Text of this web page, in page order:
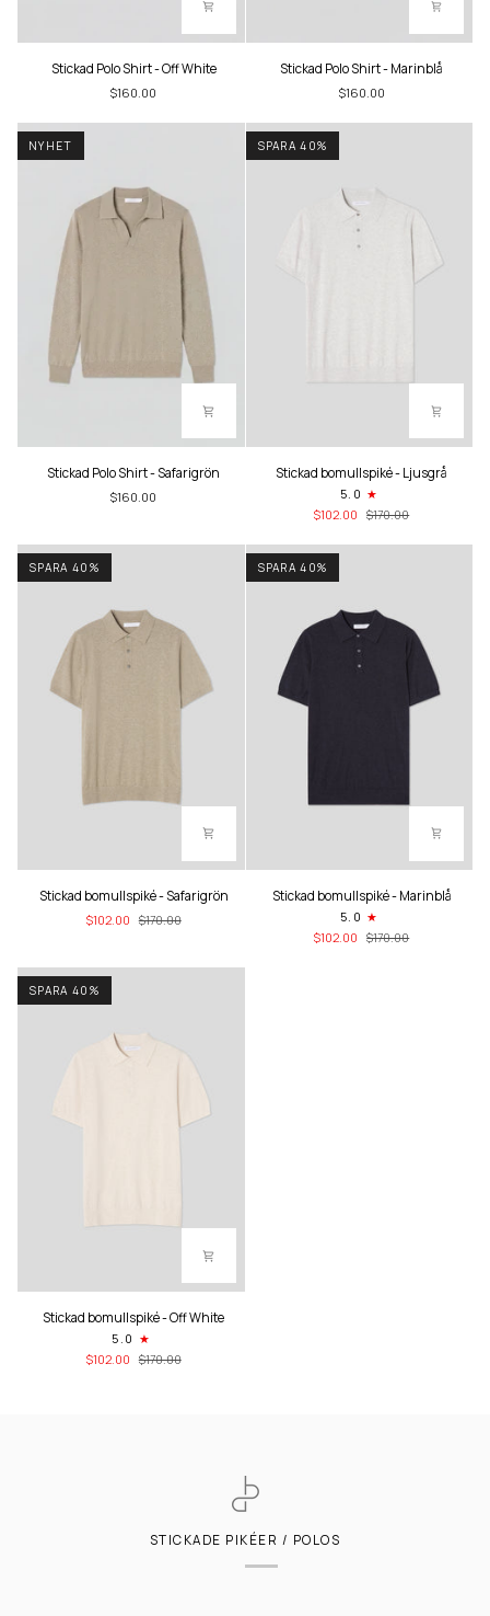
Off
White
Stickad Polo Shirt - Off White
$160.00
Marinblå
Stickad Polo Shirt - Marinblå
$160.00
NYHET
Stickad
PoloStickad Polo Shirt - Safarigrön
$160.00
SPARA 40%
Stickad
bomullspiké
Stickad bomullspiké - Ljusgrå
5.0
$102.00
$170.00
SPARA 40%
bomullspiké
Stickad bomullspiké - Safarigrön
$102.00 $170.00
SPARA 40%
bomullspiké
Stickad bomullspiké - Marinblå
5.0
$102.00
$170.00
SPARA 40%
Stickad
bomullspiké
Stickad bomullspiké - Off White
5.0
$102.00 $170.00
STICKADE PIKÉER / POLOS